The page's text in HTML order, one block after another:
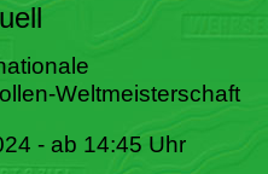
Weltmeisterschaft
- ab 14:45 Uhr